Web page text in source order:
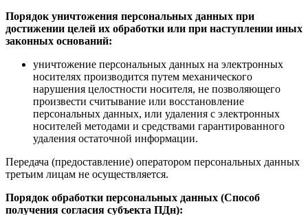
Порядок уничтожения персональных данных при
достижении целей их обработки или при наступлении иных
законных оснований:
уничтожение персональных данных на электронных
носителях производится путем механического
нарушения целостности носителя, не позволяющего
произвести считывание или восстановление
персональных данных, или удаления с электронных
носителей методами и средствами гарантированного
удаления остаточной информации.
Передача (предоставление) оператором персональных данных
третьим лицам не осуществляется.
Порядок обработки персональных данных (Способ
получения согласия субъекта ПДн):